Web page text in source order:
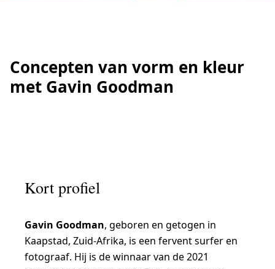
Concepten van vorm en kleur
met Gavin Goodman
Kort profiel
Gavin Goodman, geboren en getogen in
Kaapstad, Zuid-Afrika, is een fervent surfer en
fotograaf. Hij is de winnaar van de 2021